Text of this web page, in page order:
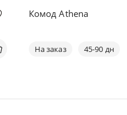
Комод Athena
На заказ 45-90 дн